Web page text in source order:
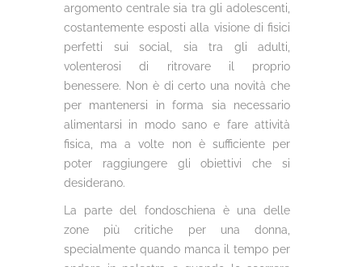
argomento centrale sia tra gli adolescenti,
costantemente esposti alla visione di fisici
perfetti sui social, sia tra gli adulti,
volenterosi di ritrovare il proprio
benessere. Non è di certo una novità che
per mantenersi in forma sia necessario
alimentarsi in modo sano e fare attività
fisica, ma a volte non è sufficiente per
poter raggiungere gli obiettivi che si
desiderano.
La parte del fondoschiena è una delle
zone più critiche per una donna,
specialmente quando manca il tempo per